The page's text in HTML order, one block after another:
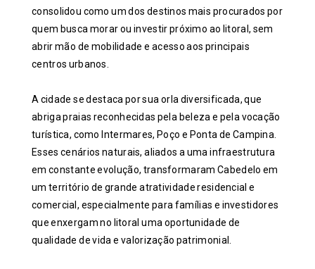
consolidou como um dos destinos mais procurados por
quem busca morar ou investir próximo ao litoral, sem
abrir mão de mobilidade e acesso aos principais
centros urbanos.
A cidade se destaca por sua orla diversificada, que
abriga praias reconhecidas pela beleza e pela vocação
turística, como Intermares, Poço e Ponta de Campina.
Esses cenários naturais, aliados a uma infraestrutura
em constante evolução, transformaram Cabedelo em
um território de grande atratividade residencial e
comercial, especialmente para famílias e investidores
que enxergam no litoral uma oportunidade de
qualidade de vida e valorização patrimonial.